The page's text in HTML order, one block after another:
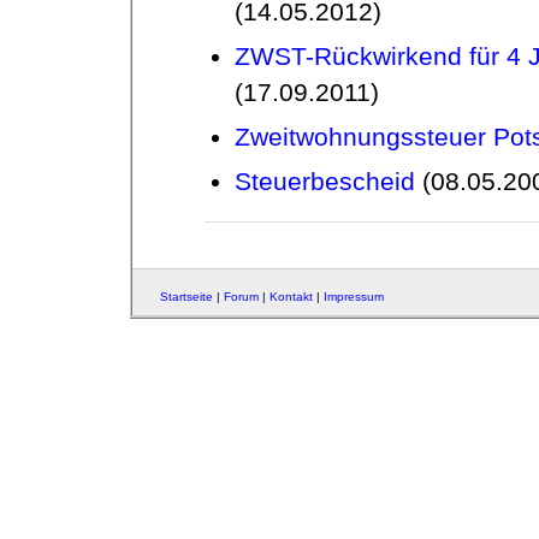
(14.05.2012)
ZWST-Rückwirkend für 4
(17.09.2011)
Zweitwohnungssteuer
Steuerbescheid
Startseite | Forum| Kontakt| Impressum